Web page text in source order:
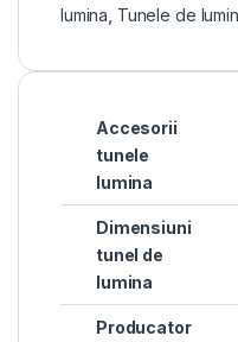
lumina, Tunele de
Accesorii
tunele
lumina
Dimensiuni
tunel de
lumina
Producator